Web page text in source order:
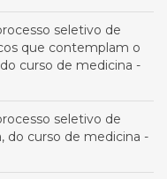
seletivo de
que contemplam o
curso de medicina -
seletivo de
do curso de medicina -